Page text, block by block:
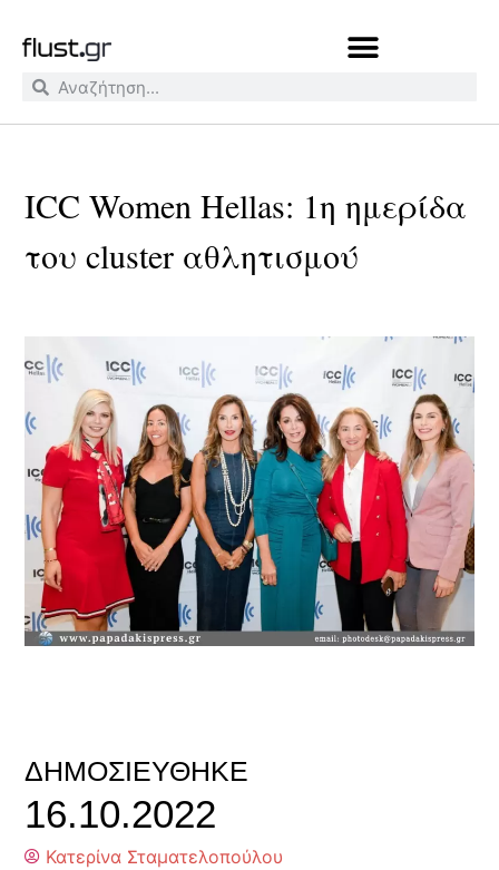
ICC Women Hellas: 1η ημερίδα
του cluster αθλητισμού
ΔΗΜΟΣΙΕΎΘΗΚΕ
16.10.2022
Κατερίνα Σταματελοπούλου